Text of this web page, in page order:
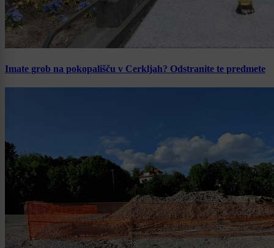
Imate grob na pokopališču v Cerkljah? Odstranite te predmete